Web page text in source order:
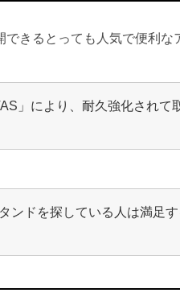
きるとっても人気で便利な
」により、耐久強化されて
ンドを探している人は満足す